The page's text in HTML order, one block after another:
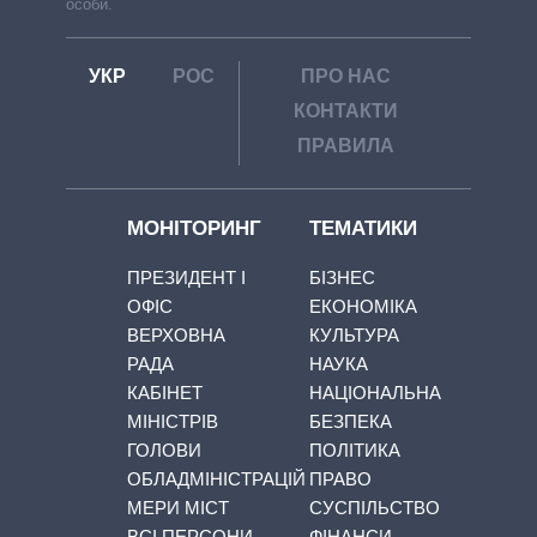
особи.
УКР РОС
ПРО НАС
КОНТАКТИ
ПРАВИЛА
МОНІТОРИНГ
ПРЕЗИДЕНТ І
ОФІС
ВЕРХОВНА
РАДА
КАБІНЕТ
МІНІСТРІВ
ГОЛОВИ
ОБЛАДМІНІСТРАЦІЙ
МЕРИ МІСТ
ТЕМАТИКИ
БІЗНЕС
ЕКОНОМІКА
КУЛЬТУРА
НАУКА
НАЦІОНАЛЬНА
БЕЗПЕКА
ПОЛІТИКА
ПРАВО
СУСПІЛЬСТВО